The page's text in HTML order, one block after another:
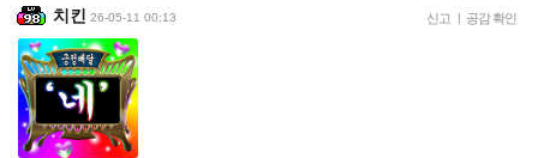
치킨 26-05-11 00:13 신고 | 공감 확인